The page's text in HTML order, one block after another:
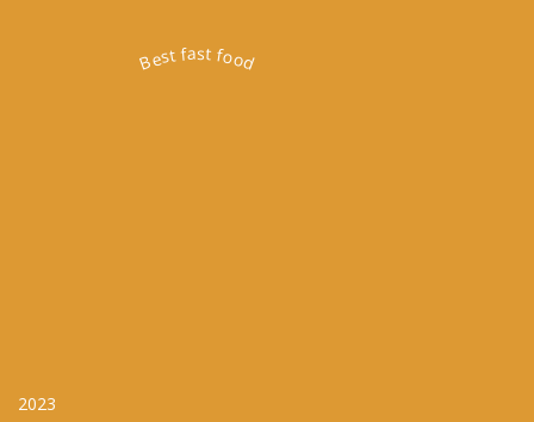
Best fast food
2023